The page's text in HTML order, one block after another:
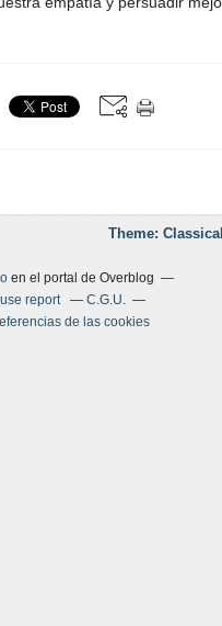
Theme:
en el portal de Overblog
report
C.G.U.
de las cookies